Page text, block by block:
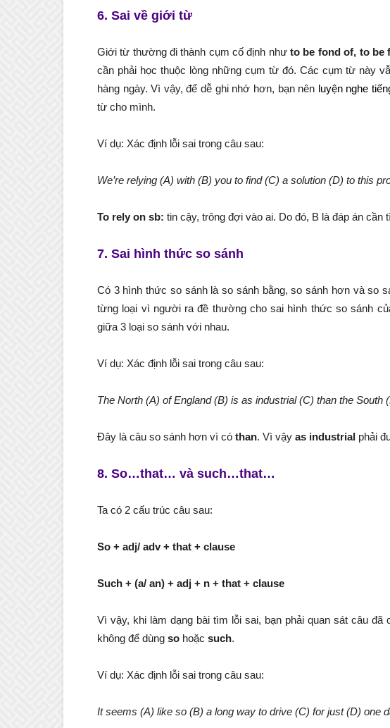
6. Sai về giới từ
Giới từ thường đi thành cụm cố định nhưto be fond of, to be
cần phải học thuộc lòng những cụm từ đó. Các cụm từ này
hàng ngày. Vì vậy, để dễ ghi nhớ hơn, bạn nên luyện nghe
từ cho mình.
Ví dụ: Xác định lỗi sai trong câu sau:
We’re relying (A) with (B) you to find (C) a solution (D) to this
To rely on sb: tin cậy, trông đợi vào ai. Do đó, B là đáp án cần
7. Sai hình thức so sánh
Có 3 hình thức so sánh là so sánh bằng, so sánh hơn và so
từng loại vì người ra đề thường cho sai hình thức so sánh
giữa 3 loại so sánh với nhau.
Ví dụ: Xác định lỗi sai trong câu sau:
The North (A) of England (B) is as industrial (C) than the South
Đây là câu so sánh hơn vì có than. Vì vậy as industrial phải
8. So…that… và such…that…
Ta có 2 cấu trúc câu sau:
So + adj/ adv + that + clause
Such + (a/ an) + adj + n + that + clause
Vì vậy, khi làm dạng bài tìm lỗi sai, bạn phải quan sát câu đã
không để dùng so hoặc such.
Ví dụ: Xác định lỗi sai trong câu sau:
It seems (A) like so (B) a long way to drive (C) for just (D) one